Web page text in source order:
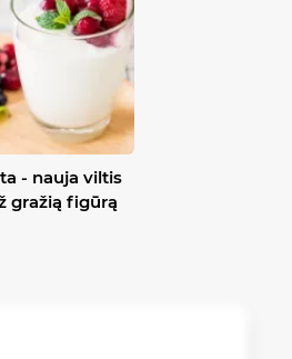
- nauja viltis
gražią figūrą